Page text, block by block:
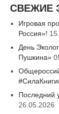
СВЕЖИЕ
Игровая
Россия»!
День
Пушкина»
Последний
26.05.2026